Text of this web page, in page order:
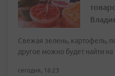
Свежая зелень, картофель,
другое можно будет найти
сегодня, 16:23